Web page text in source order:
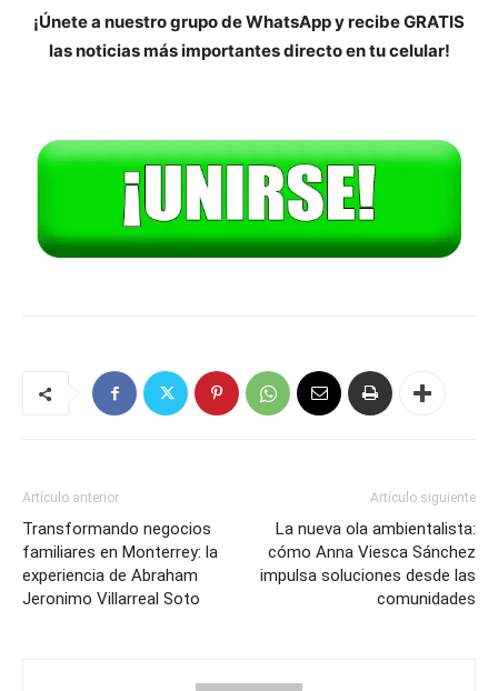
¡Únete a nuestro grupo de WhatsApp y recibe GRATIS
las noticias más importantes directo en tu celular!
Artículo anterior
Transformando negocios
familiares en Monterrey: la
experiencia de Abraham
Jeronimo Villarreal Soto
Artículo siguiente
La nueva ola ambientalista:
cómo Anna Viesca Sánchez
impulsa soluciones desde las
comunidades